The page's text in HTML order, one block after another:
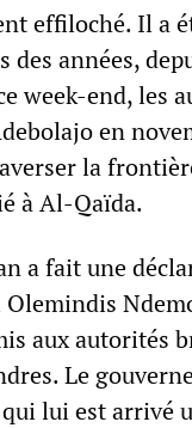
effiloché. Il a
des années,
week-end, les
en
la
à Al-Qaïda.
a fait une
Olemindis
aux autorités
Le
lui est arrivé